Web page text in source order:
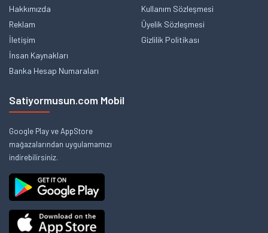
Hakkımızda
Reklam
İletişim
İnsan Kaynakları
Banka Hesap Numaraları
Kullanım Sözleşmesi
Üyelik Sözleşmesi
Gizlilik Politikası
Satiyormusun.com Mobil
Google Play ve AppStore
mağazalarından uygulamamızı
indirebilirsiniz.